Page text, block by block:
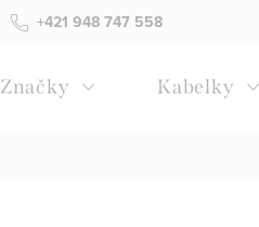
+421 948 747 558
Všeobecné obchodní podmínky
Značky Kabelky